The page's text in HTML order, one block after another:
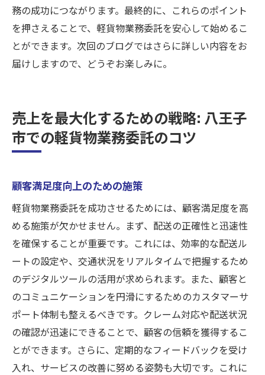
務の成功につながります。最終的に、これらのポイント
を押さえることで、軽貨物業務委託を安心して始めるこ
とができます。次回のブログではさらに詳しい内容をお
届けしますので、どうぞお楽しみに。
売上を最大化するための戦略: 八王子
市での軽貨物業務委託のコツ
顧客満足度向上のための施策
軽貨物業務委託を成功させるためには、顧客満足度を高
める施策が欠かせません。まず、配送の正確性と迅速性
を確保することが重要です。これには、効率的な配送ル
ートの設定や、交通状況をリアルタイムで把握するため
のデジタルツールの活用が求められます。また、顧客と
のコミュニケーションを円滑にするためのカスタマーサ
ポート体制も整えるべきです。クレーム対応や配送状況
の確認が迅速にできることで、顧客の信頼を獲得するこ
とができます。さらに、定期的なフィードバックを受け
入れ、サービスの改善に努める姿勢も大切です。これに